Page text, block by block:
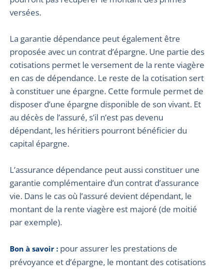
versées.
La garantie dépendance peut également être
proposée avec un contrat d’épargne. Une partie des
cotisations permet le versement de la rente viagère
en cas de dépendance. Le reste de la cotisation sert
à constituer une épargne. Cette formule permet de
disposer d’une épargne disponible de son vivant. Et
au décès de l’assuré, s’il n’est pas devenu
dépendant, les héritiers pourront bénéficier du
capital épargne.
L’assurance dépendance peut aussi constituer une
garantie complémentaire d’un contrat d’assurance
vie. Dans le cas où l’assuré devient dépendant, le
montant de la rente viagère est majoré (de moitié
par exemple).
Bon à savoir : pour assurer les prestations de
prévoyance et d’épargne, le montant des cotisations